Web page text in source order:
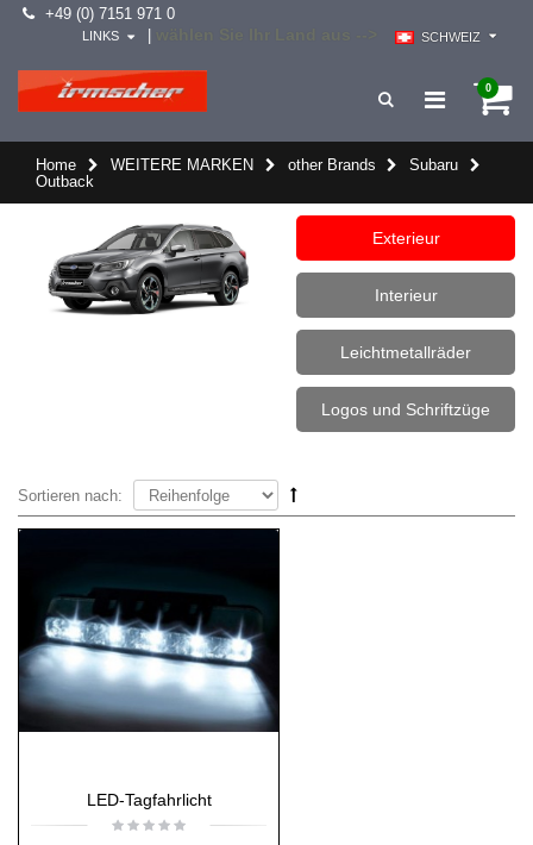
+49 (0) 7151 971 0
SCHWEIZ
LINKS
0
Home WEITERE MARKEN other Brands
Subaru
Outback
Exterieur
Interieur
Leichtmetallräder
Logos und Schriftzüge
Sortieren nach:
LED-Tagfahrlicht